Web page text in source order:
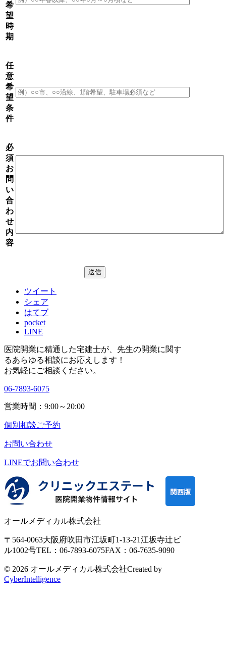
希
望
時
期
任
意
希
望
条
件
必
須
お
問
い
合
わ
せ
内
容
ツイート
シェア
はてブ
pocket
LINE
医院開業に精通した宅建士が、 先生の開業に関す
るあらゆる相談にお応えします！
お気軽にご相談ください。
06-7893-6075
営業時間：9:00～20:00
個別相談ご予約
お問い合わせ
LINEでお問い合わせ
オールメディカル株式会社
〒564-0063大阪府吹田市江坂町1-13-21江坂寺辻ビ
ル1002号TEL：06-7893-6075FAX：06-7635-9090
© 2026 オールメディカル株式会社Created by
CyberIntelligence